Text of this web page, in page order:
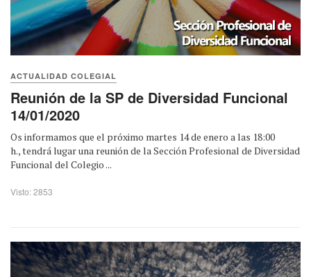
ACTUALIDAD COLEGIAL
Reunión de la SP de Diversidad Funcional
14/01/2020
Os informamos que el próximo martes 14 de enero a las 18:00
h., tendrá lugar una reunión de la Sección Profesional de Diversidad
Funcional del Colegio ...
Visto: 2853